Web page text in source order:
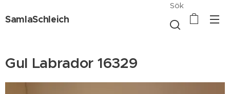
SamlaSchleich
Sök
Gul Labrador 16329